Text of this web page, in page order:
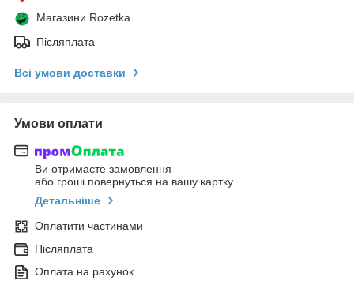
Магазини Rozetka
Післяплата
Всі умови доставки
Умови оплати
Ви отримаєте замовлення
або гроші повернуться на вашу картку
Детальніше
Оплатити частинами
Післяплата
Оплата на рахунок